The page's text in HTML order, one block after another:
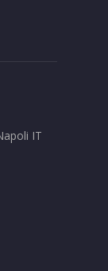
IT